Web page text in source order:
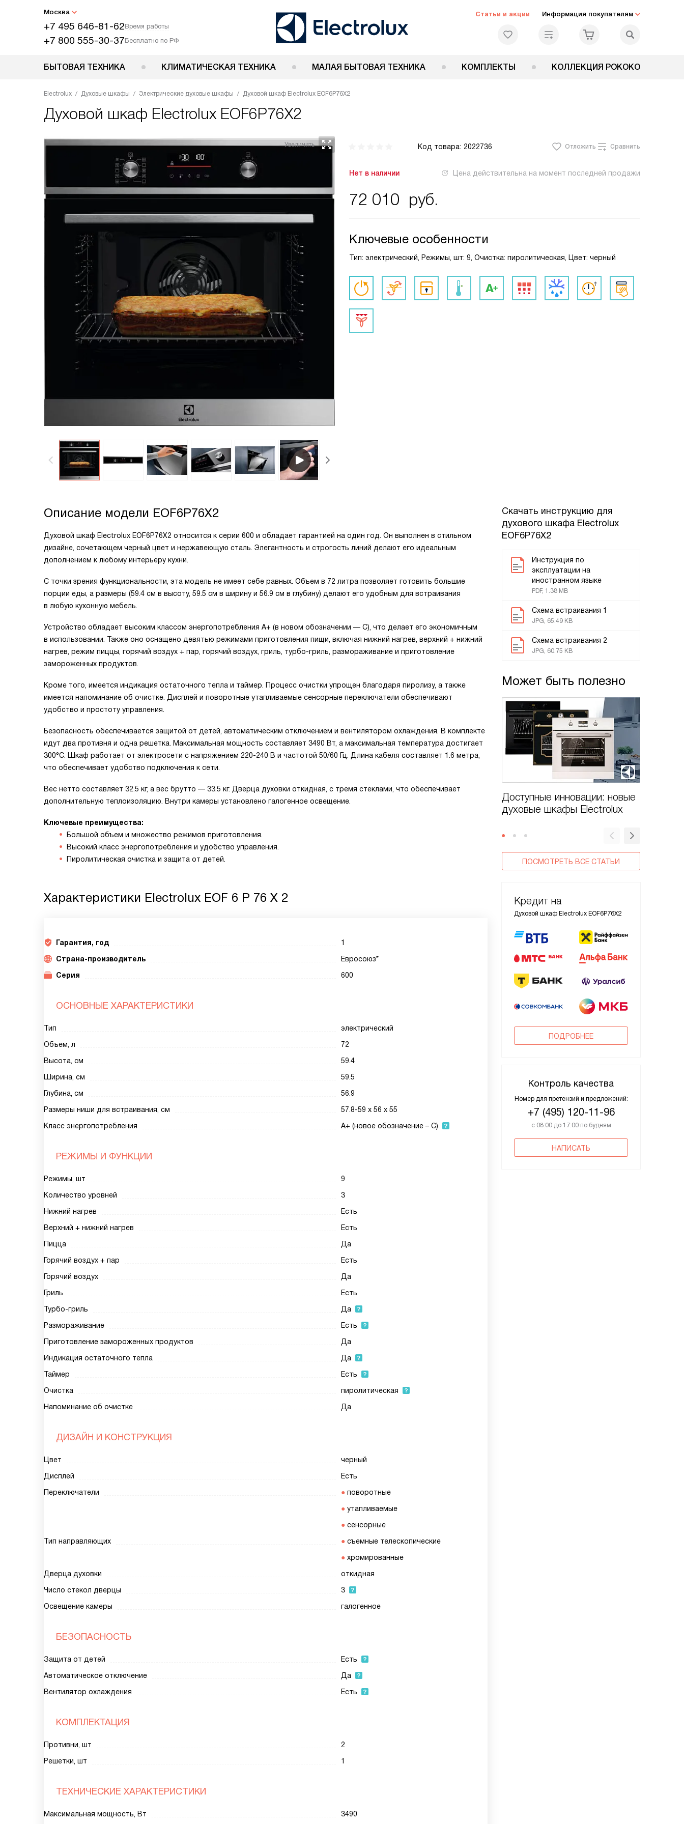
Москва
+7 495 646-81-62Время работы
+7 800 555-30-37Бесплатно по РФ
Статьи и акции Информация покупателям
БЫТОВАЯ ТЕХНИКА КЛИМАТИЧЕСКАЯ ТЕХНИКА МАЛАЯ БЫТОВАЯ ТЕХНИКА КОМПЛЕКТЫ КОЛЛЕКЦИЯ РОКОКО
Electrolux Духовые шкафы Электрические духовые шкафы Духовой шкаф Electrolux EOF6P76X2
Духовой шкаф Electrolux EOF6P76X2
Код товара: 2022736 Отложить Сравнить
Нет в наличии Цена действительна на момент последней продажи
72 010 руб.
Ключевые особенности
Тип: электрический, Режимы, шт: 9, Очистка: пиролитическая, Цвет: черный
Скачать инструкцию для
духового шкафа Electrolux
EOF6P76X2
Инструкция по
эксплуатации на
иностранном языке
PDF, 1.38 MB
Схема встраивания 1
JPG, 65.49 KB
Схема встраивания 2
JPG, 60.75 KB
Может быть полезно
Доступные инновации: новые
духовые шкафы Electrolux
ПОСМОТРЕТЬ ВСЕ СТАТЬИ
Кредит на
Духовой шкаф Electrolux EOF6P76X2
ПОДРОБНЕЕ
Контроль качества
Номер для претензий и предложений:
+7 (495) 120-11-96
с 08:00 до 17:00 по будням
НАПИСАТЬ
Описание модели EOF6P76X2
Духовой шкаф Electrolux EOF6P76X2 относится к серии 600 и обладает гарантией на один год. Он выполнен в стильном
дизайне, сочетающем черный цвет и нержавеющую сталь. Элегантность и строгость линий делают его идеальным
дополнением к любому интерьеру кухни.
С точки зрения функциональности, эта модель не имеет себе равных. Объем в 72 литра позволяет готовить большие
порции еды, а размеры (59.4 см в высоту, 59.5 см в ширину и 56.9 см в глубину) делают его удобным для встраивания
в любую кухонную мебель.
Устройство обладает высоким классом энергопотребления A+ (в новом обозначении — С), что делает его экономичным
в использовании. Также оно оснащено девятью режимами приготовления пищи, включая нижний нагрев, верхний + нижний
нагрев, режим пиццы, горячий воздух + пар, горячий воздух, гриль, турбо-гриль, размораживание и приготовление
замороженных продуктов.
Кроме того, имеется индикация остаточного тепла и таймер. Процесс очистки упрощен благодаря пиролизу, а также
имеется напоминание об очистке. Дисплей и поворотные утапливаемые сенсорные переключатели обеспечивают
удобство и простоту управления.
Безопасность обеспечивается защитой от детей, автоматическим отключением и вентилятором охлаждения. В комплекте
идут два противня и одна решетка. Максимальная мощность составляет 3490 Вт, а максимальная температура достигает
300°C. Шкаф работает от электросети с напряжением 220-240 В и частотой 50/60 Гц. Длина кабеля составляет 1.6 метра,
что обеспечивает удобство подключения к сети.
Вес нетто составляет 32.5 кг, а вес брутто — 33.5 кг. Дверца духовки откидная, с тремя стеклами, что обеспечивает
дополнительную теплоизоляцию. Внутри камеры установлено галогенное освещение.
Ключевые преимущества:
Большой объем и множество режимов приготовления.
Высокий класс энергопотребления и удобство управления.
Пиролитическая очистка и защита от детей.
Характеристики Electrolux EOF 6 P 76 X 2
Гарантия, год
1
Страна-производитель
Евросоюз*
Серия
600
ОСНОВНЫЕ ХАРАКТЕРИСТИКИ
Тип
электрический
Объем, л
72
Высота, см
59.4
Ширина, см
59.5
Глубина, см
56.9
Размеры ниши для встраивания, см
57.8-59 х 56 х 55
Класс энергопотребления
A+ (новое обозначение – С)
РЕЖИМЫ И ФУНКЦИИ
Режимы, шт
9
Количество уровней
3
Нижний нагрев
Есть
Верхний + нижний нагрев
Есть
Пицца
Да
Горячий воздух + пар
Есть
Горячий воздух
Да
Гриль
Есть
Турбо-гриль
Да
Размораживание
Есть
Приготовление замороженных продуктов
Да
Индикация остаточного тепла
Да
Таймер
Есть
Очистка
пиролитическая
Напоминание об очистке
Да
ДИЗАЙН И КОНСТРУКЦИЯ
Цвет
черный
Дисплей
Есть
Переключатели
поворотные
утапливаемые
сенсорные
Тип направляющих
съемные телескопические
хромированные
Дверца духовки
откидная
Число стекол дверцы
3
Освещение камеры
галогенное
БЕЗОПАСНОСТЬ
Защита от детей
Есть
Автоматическое отключение
Да
Вентилятор охлаждения
Есть
КОМПЛЕКТАЦИЯ
Противни, шт
2
Решетки, шт
1
ТЕХНИЧЕСКИЕ ХАРАКТЕРИСТИКИ
Максимальная мощность, Вт 3490